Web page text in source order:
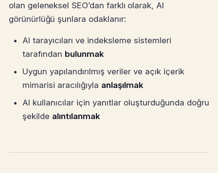
olan geleneksel SEO’dan farklı olarak, AI
görünürlüğü şunlara odaklanır:
AI tarayıcıları ve indeksleme sistemleri
tarafından bulunmak
Uygun yapılandırılmış veriler ve açık içerik
mimarisi aracılığıyla anlaşılmak
AI kullanıcılar için yanıtlar oluşturduğunda doğru
şekilde alıntılanmak